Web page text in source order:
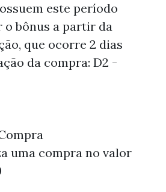
este período
o bônus a partir da
que ocorre 2 dias
da compra: D2 -
uma compra no valor